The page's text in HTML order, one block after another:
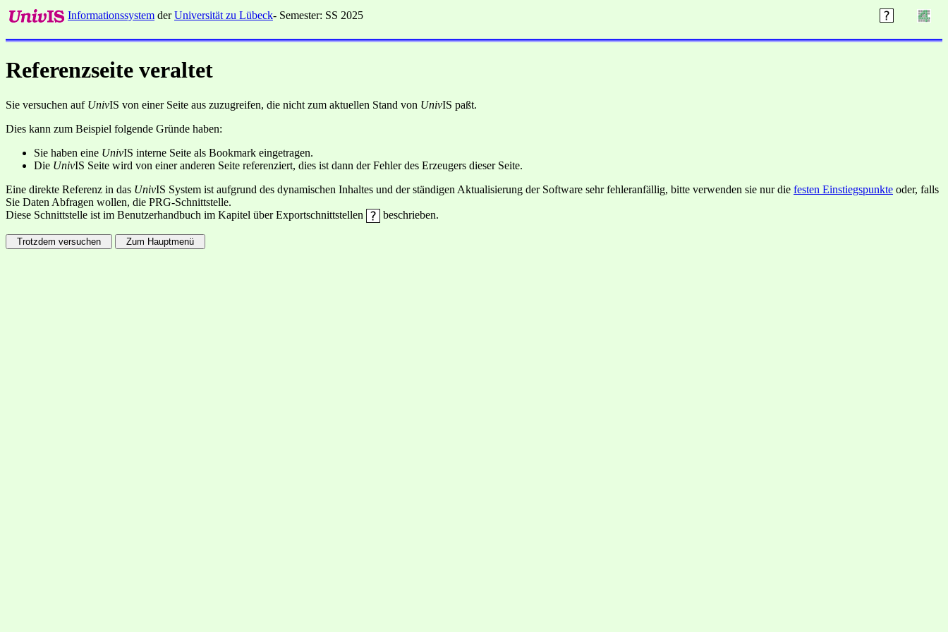
Informationssystem derUniversität zu Lübeck- Semester: SS 2025
Referenzseite veraltet
Sie versuchen auf UnivIS von einer Seite aus zuzugreifen, die nicht zum aktuellen Stand von UnivIS paßt.
Dies kann zum Beispiel folgende Gründe haben:
Sie haben eine UnivIS interne Seite als Bookmark eingetragen.
Die UnivIS Seite wird von einer anderen Seite referenziert, dies ist dann der Fehler des Erzeugers dieser Seite.
Eine direkte Referenz in das UnivIS System ist aufgrund des dynamischen Inhaltes und der ständigen Aktualisierung der Software sehr fehleranfällig, bitte verwenden sie nur die festen Einstiegspunkte oder, falls
Sie Daten Abfragen wollen, die PRG-Schnittstelle.
Diese Schnittstelle ist im Benutzerhandbuch im Kapitel über Exportschnittstellen
beschrieben.